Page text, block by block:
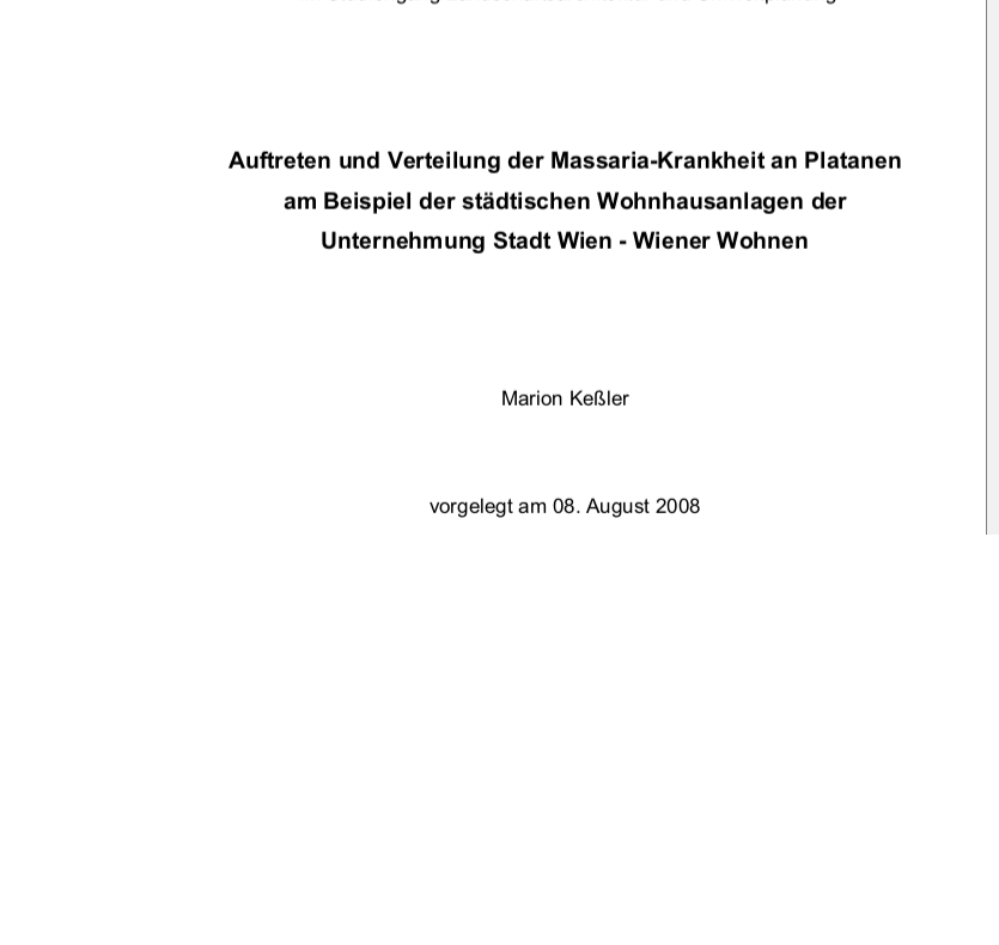
Auftreten und Verteilung der Massaria-Krankheit an Platanen
am Beispiel der städtischen Wohnhausanlagen der
Unternehmung Stadt Wien - Wiener Wohnen
Marion Keßler
vorgelegt am 08. August 2008